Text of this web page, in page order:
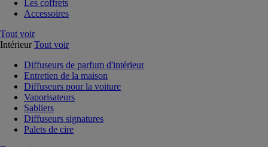
Les coffrets
Accessoires
Tout voir
Intérieur Tout voir
Diffuseurs de parfum d'intérieur
Entretien de la maison
Diffuseurs pour la voiture
Vaporisateurs
Sabliers
Diffuseurs signatures
Palets de cire